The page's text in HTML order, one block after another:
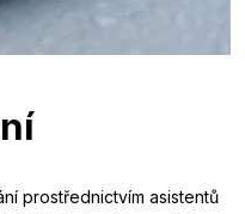
prostřednictvím asistentů